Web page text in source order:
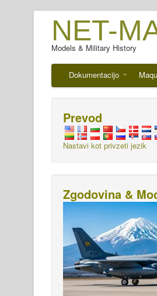
NET-
Models & Military History
Dokumentacijo
Prevod
Nastavi kot privzeti jezik
Zgodovina &